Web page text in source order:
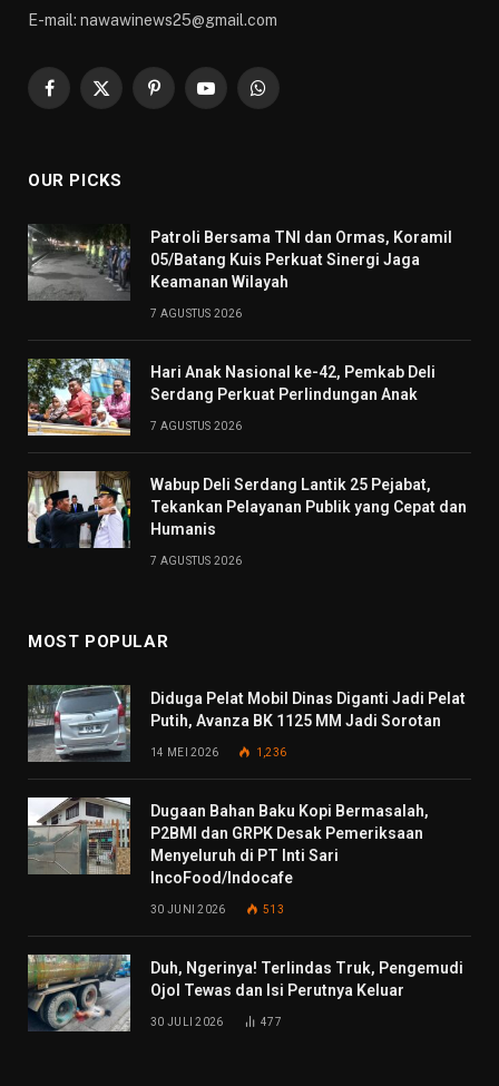
E-mail: nawawinews25@gmail.com
Facebook
X
PinterestYouTubeWhatsApp
OUR PICKS
Patroli Bersama TNI dan Ormas, Koramil
05/Batang Kuis Perkuat Sinergi Jaga
Keamanan Wilayah
7 AGUSTUS 2026
Hari Anak Nasional ke-42, Pemkab Deli
Serdang Perkuat Perlindungan Anak
7 AGUSTUS 2026
Wabup Deli Serdang Lantik 25 Pejabat,
Tekankan Pelayanan Publik yang Cepat dan
Humanis
7 AGUSTUS 2026
MOST POPULAR
Diduga Pelat Mobil Dinas Diganti Jadi Pelat
Putih, Avanza BK 1125 MM Jadi Sorotan
14 MEI 2026 1,236
Dugaan Bahan Baku Kopi Bermasalah,
P2BMI dan GRPK Desak Pemeriksaan
Menyeluruh di PT Inti Sari
IncoFood/Indocafe
30 JUNI 2026 513
Duh, Ngerinya! Terlindas Truk, Pengemudi
Ojol Tewas dan Isi Perutnya Keluar
30 JULI 2026 477